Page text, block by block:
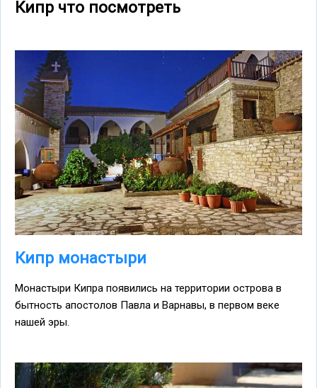
Кипр что посмотреть
Кипр монастыри
Монастыри Кипра появились на территории острова в
бытность апостолов Павла и Варнавы, в первом веке
нашей эры.